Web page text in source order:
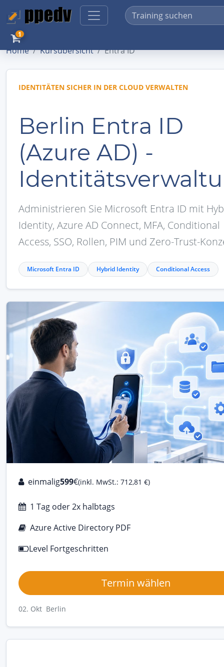
1
Home Kursübersicht Entra ID
IDENTITÄTEN SICHER IN DER CLOUD VERWALTEN
Berlin Entra ID
(Azure AD) -
Administrieren Sie Microsoft Entra ID mit
Identity, Azure AD Connect, MFA, Conditional
Access, SSO, Rollen, PIM und Zero-Trust-
Microsoft Entra ID Hybrid Identity Conditional Access
einmalig599€(inkl. MwSt.: 712,81 €)
1 Tag oder 2x halbtags
Azure Active Directory PDF
Level Fortgeschritten
Termin wählen
02. Okt Berlin